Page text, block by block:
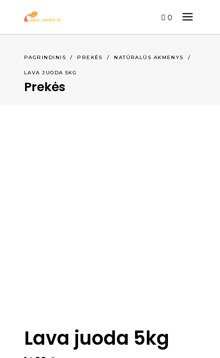
0
PAGRINDINIS / PREKĖS / NATŪRALŪS AKMENYS /
LAVA JUODA 5KG
Prekės
Lava juoda 5kg